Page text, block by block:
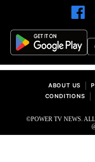
ABOUT US
CONDITIONS
©POWER TV NEWS.